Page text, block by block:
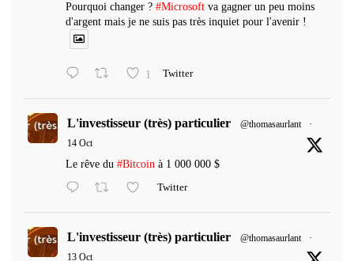
Pourquoi changer ? #Microsoft va gagner un peu moins
d'argent mais je ne suis pas très inquiet pour l'avenir !
1 Twitter
L'investisseur (très) particulier @thomasaurlant
·
14 Oct
Le rêve du #Bitcoin à 1 000 000 $
Twitter
L'investisseur (très) particulier @thomasaurlant
·
13 Oct